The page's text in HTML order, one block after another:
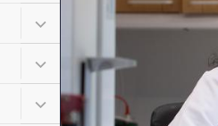
Undermeny för Forskning
Undermeny för
Undermeny för